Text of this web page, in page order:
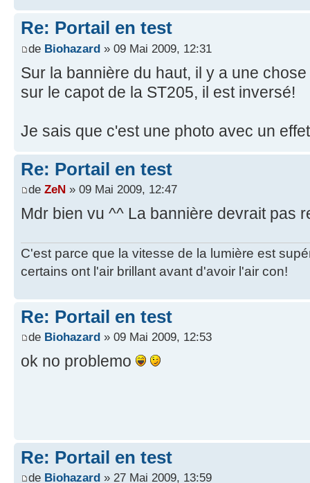
Re: Portail en test
de Biohazard » 09 Mai 2009, 12:31
Sur la bannière du haut, il y a une
sur le capot de la ST205, il est inversé!
Je sais que c'est une photo avec un
Re: Portail en test
de ZeN » 09 Mai 2009, 12:47
Mdr bien vu ^^ La bannière devrait pas
C'est parce que la vitesse de la lumière est
certains ont l'air brillant avant d'avoir l'air con!
Re: Portail en test
de Biohazard » 09 Mai 2009, 12:53
ok no problemo
Re: Portail en test
de Biohazard » 27 Mai 2009, 13:59